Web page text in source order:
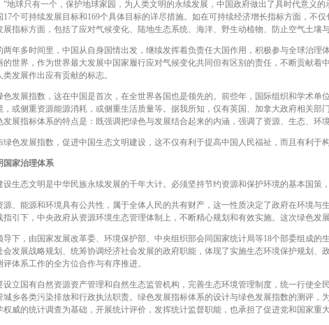
地球只有一个，保护地球家园，为人类文明的永续发展，中国政府做出了具时代意义
个可持续发展目标和169个具体目标的详尽措施。如在可持续经济增长指标方面，不
指标方面，包括了应对气候变化、陆地生态系统、海洋、野生动植物、防止空气土壤
多时间里，中国从自身国情出发，继续发挥着负责任大国作用，积极参与全球治理
世界，作为世界最大发展中国家履行应对气候变化共同但有区别的责任，不断贡献着
发展作出应有贡献的标志。
展指数，这在中国是首次，在全世界各国也是领先的。前些年，国际组织和学术单
或侧重资源能源消耗，或侧重生活质量等。据我所知，仅有英国、加拿大政府相关
展指标体系的特点是：既强调把绿色与发展结合起来的内涵，强调了资源、生态、环
发展指数，促进中国生态文明建设，这不仅有利于提高中国人民福祉，而且有利于构
家治理体系
态文明是中华民族永续发展的千年大计。必须坚持节约资源和保护环境的基本国策，
能源和环境具有公共性，属于全体人民的共有财产，这一性质决定了政府在环境与
引下，中央政府从资源环境生态管理体制上，不断精心规划和有效实施。这次绿色发
，由国家发展改革委、环境保护部、中央组织部会同国家统计局等18个部委组成的
发展战略规划、统筹协调经济社会发展的政府职能，体现了实施生态环境保护规划
体系工作的全方位合作与有序推进。
国有自然资源资产管理和自然生态监管机构，完善生态环境管理制度，统一行使全
乡各类污染排放和行政执法职责。绿色发展指标体系的设计与绿色发展指数的测评
威的统计调查为基础，开展统计评价，发挥统计监督职能，也承担了促进党和国家重